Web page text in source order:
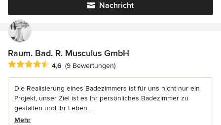
Nachricht
Raum. Bad. R. Musculus GmbH
Durchschnittliche Bewertung: 4.6 von 5 Sternen
4,6 (9 Bewertungen)
Die Realisierung eines Badezimmers ist für uns nicht nur ein
Projekt, unser Ziel ist es Ihr persönliches Badezimmer zu
gestalten und Ihr Leben...
Mehr